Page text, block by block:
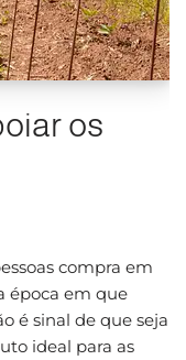
os
compra em
época em que
é sinal de que seja
ideal para as